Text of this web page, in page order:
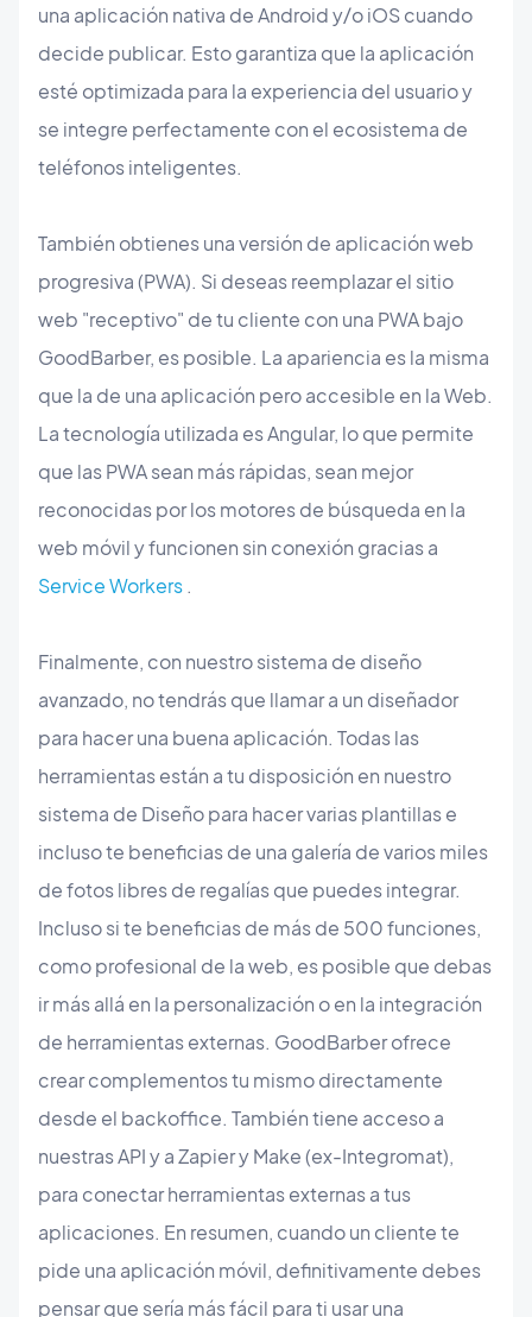
una aplicación nativa de Android y/o iOS cuando
decide publicar. Esto garantiza que la aplicación
esté optimizada para la experiencia del usuario y
se integre perfectamente con el ecosistema de
teléfonos inteligentes.
También obtienes una versión de aplicación web
progresiva (PWA). Si deseas reemplazar el sitio
web "receptivo" de tu cliente con una PWA bajo
GoodBarber, es posible. La apariencia es la misma
que la de una aplicación pero accesible en la Web.
La tecnología utilizada es Angular, lo que permite
que las PWA sean más rápidas, sean mejor
reconocidas por los motores de búsqueda en la
web móvil y funcionen sin conexión gracias a
Service Workers .
Finalmente, con nuestro sistema de diseño
avanzado, no tendrás que llamar a un diseñador
para hacer una buena aplicación. Todas las
herramientas están a tu disposición en nuestro
sistema de Diseño para hacer varias plantillas e
incluso te beneficias de una galería de varios miles
de fotos libres de regalías que puedes integrar.
Incluso si te beneficias de más de 500 funciones,
como profesional de la web, es posible que debas
ir más allá en la personalización o en la integración
de herramientas externas. GoodBarber ofrece
crear complementos tu mismo directamente
desde el backoffice. También tiene acceso a
nuestras API y a Zapier y Make (ex-Integromat),
para conectar herramientas externas a tus
aplicaciones. En resumen, cuando un cliente te
pide una aplicación móvil, definitivamente debes
pensar que sería más fácil para ti usar una